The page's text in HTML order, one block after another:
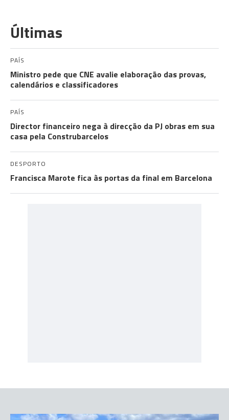
Últimas
PAÍS
Ministro pede que CNE avalie elaboração das provas,
calendários e classificadores
PAÍS
Director financeiro nega à direcção da PJ obras em sua
casa pela Construbarcelos
DESPORTO
Francisca Marote fica às portas da final em Barcelona